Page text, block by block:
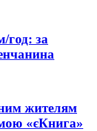
год: за
жителям
«єКнига»